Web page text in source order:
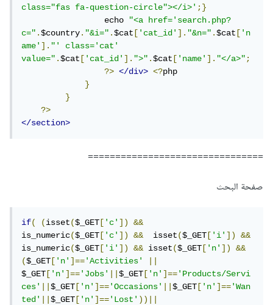
class="fas fa-question-circle"></i>';}
echo "<a href='search.php?
c=".$country."&i=".$cat['cat_id']."&n=".$cat['n
ame']."' class='cat'
value=".$cat['cat_id'].">".$cat['name']."</a>";
?>
</div> <?php
}
}
?>
</section>
================================
صفحة البحث
if( (isset($_GET['c'])
&&
is_numeric($_GET['c']) && isset($_GET['i'])
&&
is_numeric($_GET['i']) && isset($_GET['n'])
&&
($_GET['n']=='Activities'
||
$_GET['n']=='Jobs'||$_GET['n']=='Products/Servi
ces'||$_GET['n']=='Occasions'||$_GET['n']=='Wan
ted'||$_GET['n']=='Lost'))||